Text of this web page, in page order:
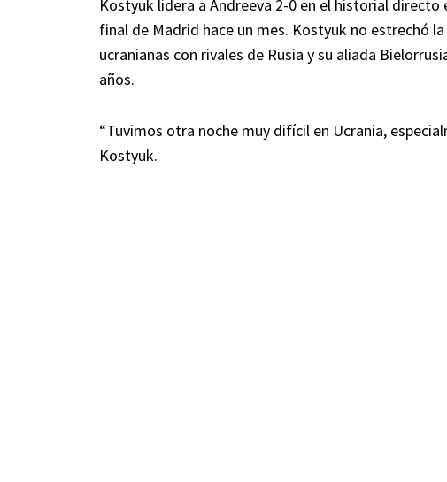
Kostyuk lidera a Andreeva 2-0 en el historial
final de Madrid hace un mes. Kostyuk no estrechó
ucranianas con rivales de Rusia y su aliada
años.
“Tuvimos otra noche muy difícil en Ucrania,
Kostyuk.